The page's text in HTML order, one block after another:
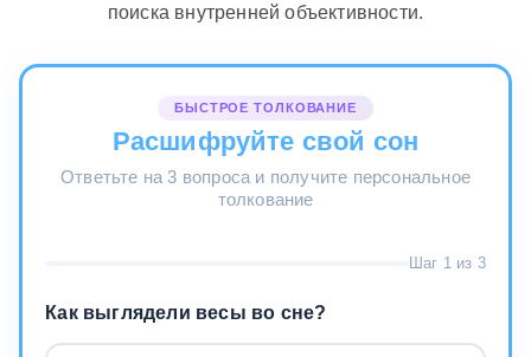
поиска внутренней объективности.
БЫСТРОЕ ТОЛКОВАНИЕ
Расшифруйте свой сон
Ответьте на 3 вопроса и получите персональное
толкование
Шаг 1 из 3
Как выглядели весы во сне?